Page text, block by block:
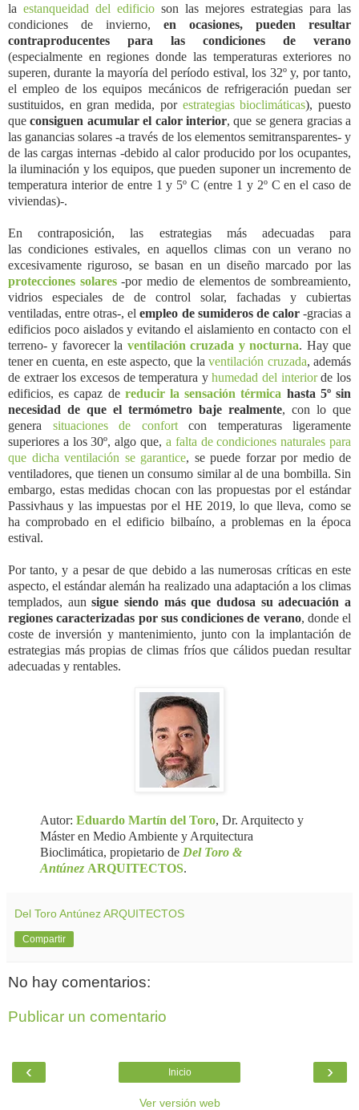
la estanqueidad del edificio son las mejores estrategias para las
condiciones de invierno, en ocasiones, pueden resultar
contraproducentes para las condiciones de verano
(especialmente en regiones donde las temperaturas exteriores no
superen, durante la mayoría del período estival, los 32º y, por tanto,
el empleo de los equipos mecánicos de refrigeración puedan ser
sustituidos, en gran medida, por estrategias bioclimáticas), puesto
queconsiguen acumular el calor interior, que se genera gracias a
las ganancias solares -a través de los elementos semitransparentes- y
de las cargas internas -debido al calor producido por los ocupantes,
la iluminación y los equipos, que pueden suponer un incremento de
temperatura interior de entre 1 y 5º C (entre 1 y 2º C en el caso de
viviendas)-.
En contraposición, las estrategias más adecuadas para
las condiciones estivales, en aquellos climas con un verano no
excesivamente riguroso, se basan en un diseño marcado por las
protecciones solares-por medio de elementos de sombreamiento,
vidrios especiales de de control solar, fachadas y cubiertas
ventiladas, entre otras-, elempleo de sumideros de calor-gracias a
edificios poco aislados y evitando el aislamiento en contacto con el
terreno- y favorecer la ventilación cruzada y nocturna. Hay que
tener en cuenta, en este aspecto, que laventilación cruzada, además
de extraer los excesos de temperatura yhumedad del interiorde los
edificios, es capaz de reducir la sensación térmica hasta 5º sin
necesidad de que el termómetro baje realmente, con lo que
genera situaciones de confortcon temperaturas ligeramente
superiores a los 30º, algo que, a falta de condiciones naturales para
que dicha ventilación se garantice, se puede forzar por medio de
ventiladores, que tienen un consumo similar al de una bombilla. Sin
embargo, estas medidas chocan con las propuestas por el estándar
Passivhaus y las impuestas por el HE 2019, lo que lleva, como se
ha comprobado en el edificio bilbaíno, a problemas en la época
estival.
Por tanto, y a pesar de que debido a las numerosas críticas en este
aspecto, el estándar alemán ha realizado una adaptación a los climas
templados, aunsigue siendo más que dudosa su adecuación a
regiones caracterizadas por sus condiciones de verano, donde el
coste de inversión y mantenimiento, junto con la implantación de
estrategias más propias de climas fríos que cálidos puedan resultar
adecuadas y rentables.
Autor: Eduardo Martín del Toro, Dr. Arquitecto y
Máster en Medio Ambiente y Arquitectura
Bioclimática, propietario de Del Toro &
Antúnez ARQUITECTOS.
Del Toro Antúnez ARQUITECTOS
Compartir
No hay comentarios:
Publicar un comentario
‹ ›
Inicio
Ver versión web